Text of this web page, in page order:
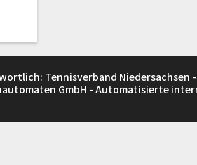
Tennisverband Niedersachsen -
GmbH - Automatisierte